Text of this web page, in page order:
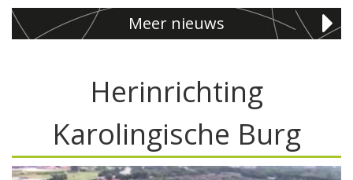
Meer nieuws
Herinrichting
Karolingische Burg